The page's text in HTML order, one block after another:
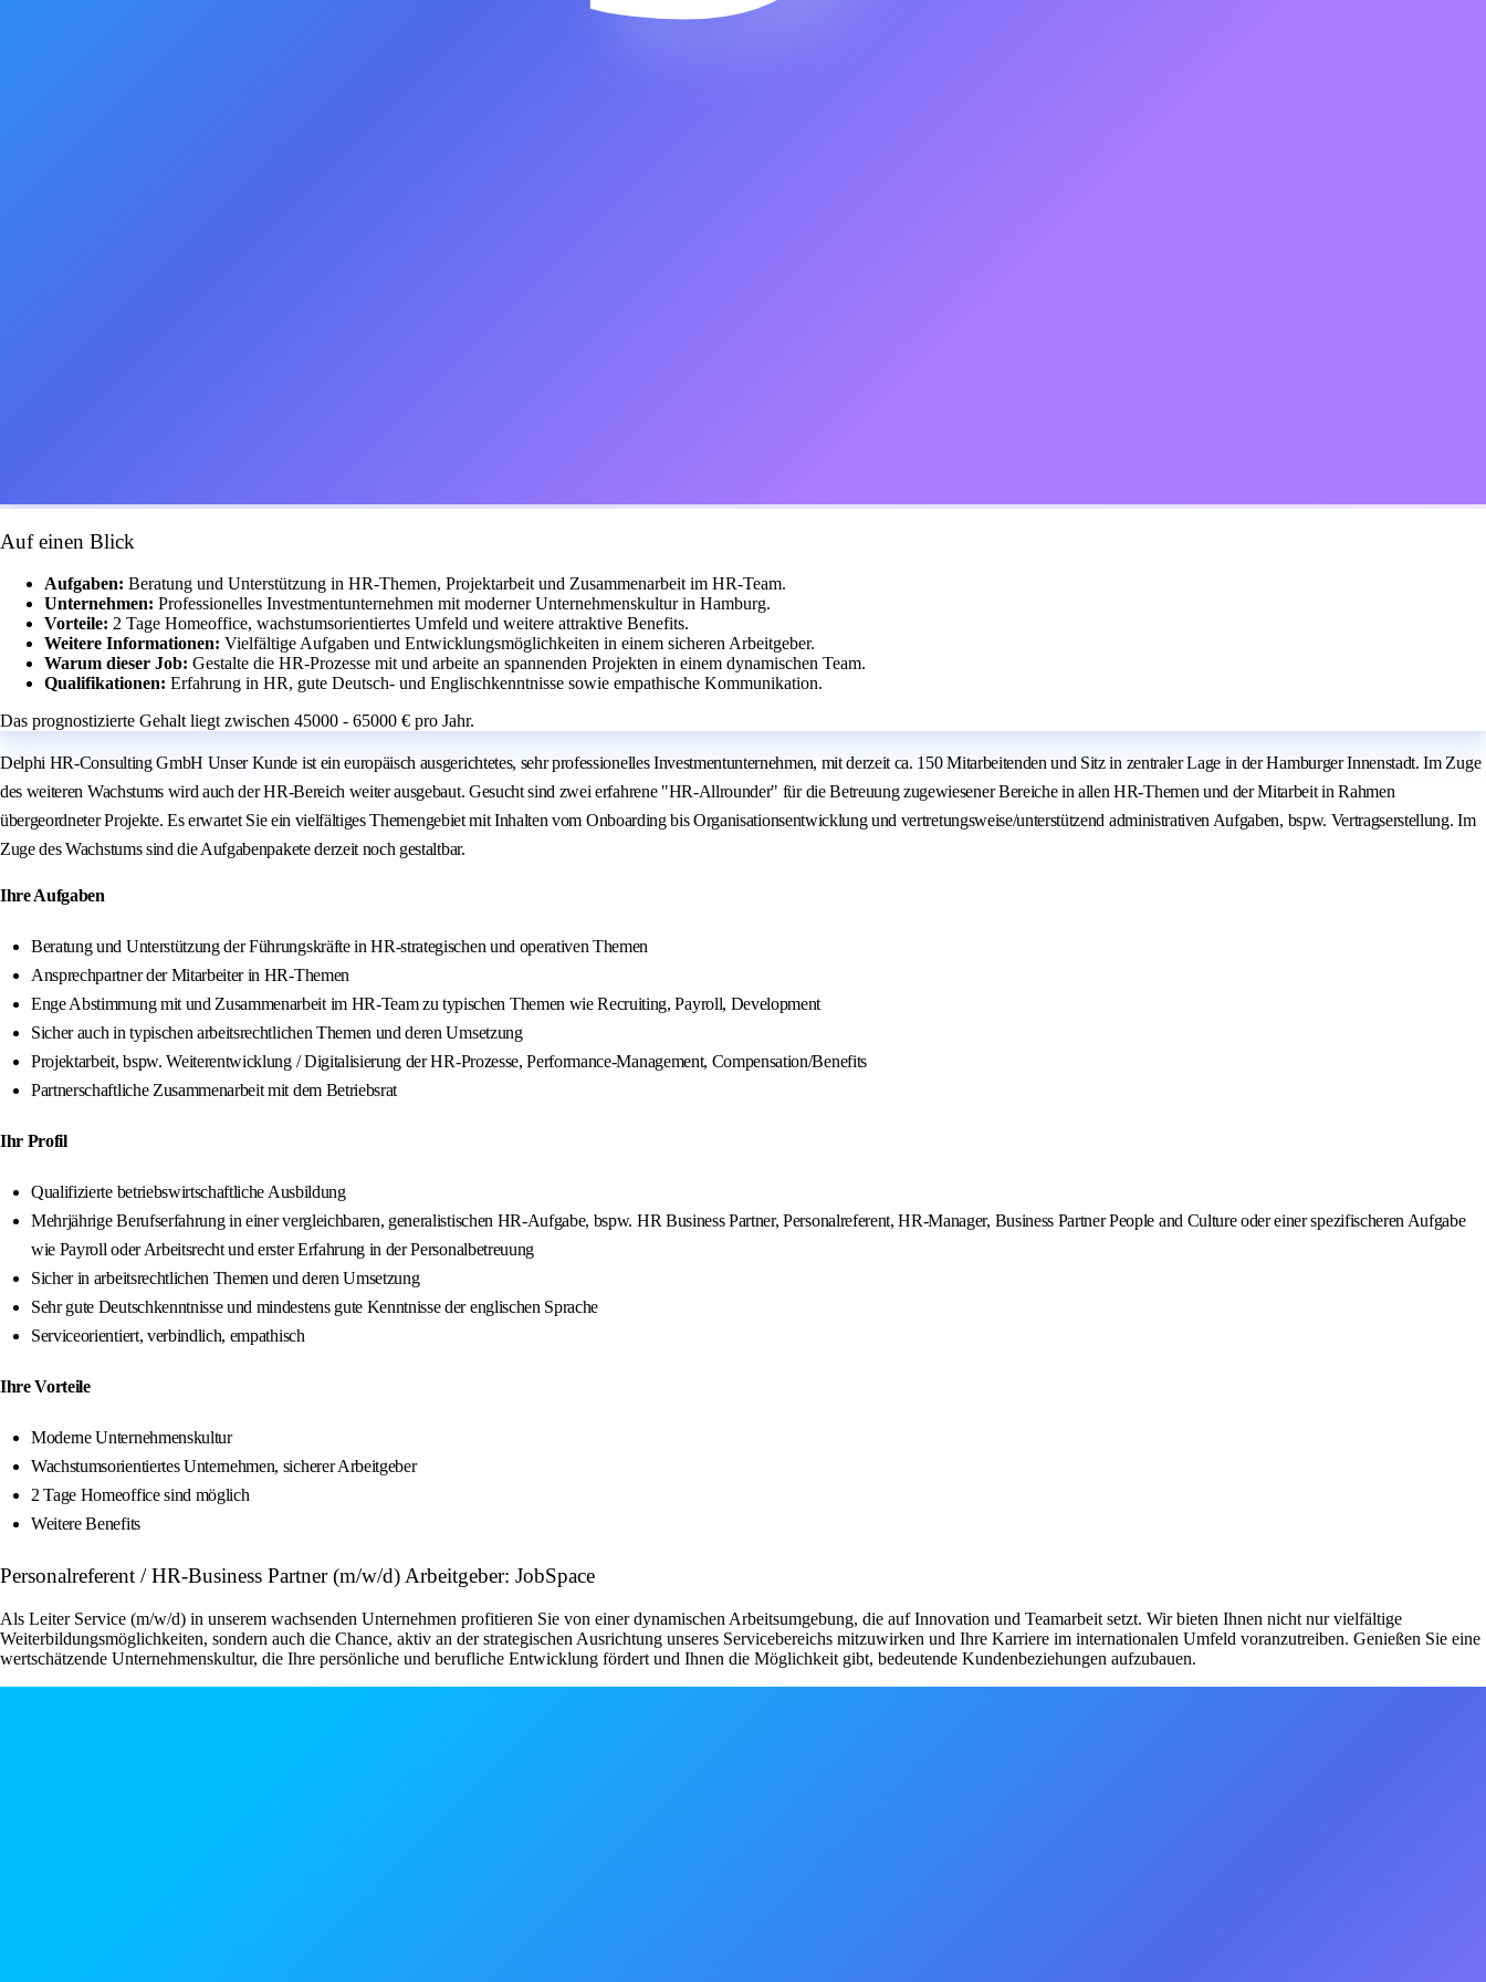
Auf einen Blick
Aufgaben: Beratung und Unterstützung in HR-Themen, Projektarbeit und Zusammenarbeit im HR-Team.
Unternehmen: Professionelles Investmentunternehmen mit moderner Unternehmenskultur in Hamburg.
Vorteile: 2 Tage Homeoffice, wachstumsorientiertes Umfeld und weitere attraktive Benefits.
Weitere Informationen: Vielfältige Aufgaben und Entwicklungsmöglichkeiten in einem sicheren Arbeitgeber.
Warum dieser Job: Gestalte die HR-Prozesse mit und arbeite an spannenden Projekten in einem dynamischen Team.
Qualifikationen: Erfahrung in HR, gute Deutsch- und Englischkenntnisse sowie empathische Kommunikation.
Das prognostizierte Gehalt liegt zwischen 45000 - 65000 € pro Jahr.
Delphi HR-Consulting GmbH Unser Kunde ist ein europäisch ausgerichtetes, sehr professionelles Investmentunternehmen, mit derzeit ca. 150 Mitarbeitenden und Sitz in zentraler Lage in der Hamburger Innenstadt. Im Zuge
des weiteren Wachstums wird auch der HR-Bereich weiter ausgebaut. Gesucht sind zwei erfahrene "HR-Allrounder" für die Betreuung zugewiesener Bereiche in allen HR-Themen und der Mitarbeit in Rahmen
übergeordneter Projekte. Es erwartet Sie ein vielfältiges Themengebiet mit Inhalten vom Onboarding bis Organisationsentwicklung und vertretungsweise/unterstützend administrativen Aufgaben, bspw. Vertragserstellung. Im
Zuge des Wachstums sind die Aufgabenpakete derzeit noch gestaltbar.
Ihre Aufgaben
Beratung und Unterstützung der Führungskräfte in HR-strategischen und operativen Themen
Ansprechpartner der Mitarbeiter in HR-Themen
Enge Abstimmung mit und Zusammenarbeit im HR-Team zu typischen Themen wie Recruiting, Payroll, Development
Sicher auch in typischen arbeitsrechtlichen Themen und deren Umsetzung
Projektarbeit, bspw. Weiterentwicklung / Digitalisierung der HR-Prozesse, Performance-Management, Compensation/Benefits
Partnerschaftliche Zusammenarbeit mit dem Betriebsrat
Ihr Profil
Qualifizierte betriebswirtschaftliche Ausbildung
Mehrjährige Berufserfahrung in einer vergleichbaren, generalistischen HR-Aufgabe, bspw. HR Business Partner, Personalreferent, HR-Manager, Business Partner People and Culture oder einer spezifischeren Aufgabe
wie Payroll oder Arbeitsrecht und erster Erfahrung in der Personalbetreuung
Sicher in arbeitsrechtlichen Themen und deren Umsetzung
Sehr gute Deutschkenntnisse und mindestens gute Kenntnisse der englischen Sprache
Serviceorientiert, verbindlich, empathisch
Ihre Vorteile
Moderne Unternehmenskultur
Wachstumsorientiertes Unternehmen, sicherer Arbeitgeber
2 Tage Homeoffice sind möglich
Weitere Benefits
Personalreferent / HR-Business Partner (m/w/d) Arbeitgeber: JobSpace
Als Leiter Service (m/w/d) in unserem wachsenden Unternehmen profitieren Sie von einer dynamischen Arbeitsumgebung, die auf Innovation und Teamarbeit setzt. Wir bieten Ihnen nicht nur vielfältige
Weiterbildungsmöglichkeiten, sondern auch die Chance, aktiv an der strategischen Ausrichtung unseres Servicebereichs mitzuwirken und Ihre Karriere im internationalen Umfeld voranzutreiben. Genießen Sie eine
wertschätzende Unternehmenskultur, die Ihre persönliche und berufliche Entwicklung fördert und Ihnen die Möglichkeit gibt, bedeutende Kundenbeziehungen aufzubauen.